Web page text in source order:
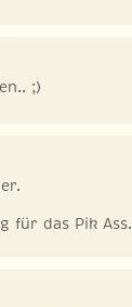
;)
für das Pik Ass.